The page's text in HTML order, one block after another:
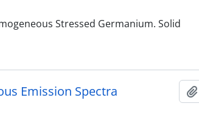
Stressed Germanium. Solid
Emission Spectra